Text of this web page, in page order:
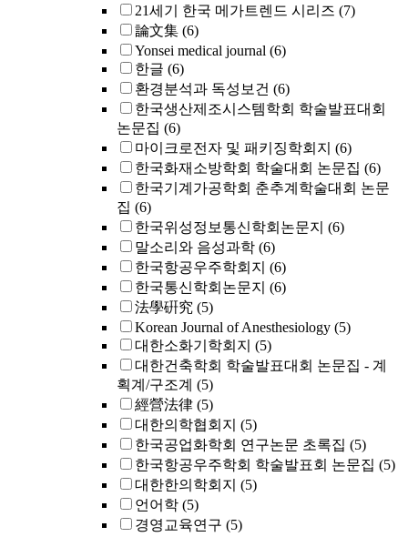
21세기 한국 메가트렌드 시리즈 (7)
論文集 (6)
Yonsei medical journal (6)
한글 (6)
환경분석과 독성보건 (6)
한국생산제조시스템학회 학술발표대회
논문집 (6)
마이크로전자 및 패키징학회지 (6)
한국화재소방학회 학술대회 논문집 (6)
한국기계가공학회 춘추계학술대회 논문
집 (6)
한국위성정보통신학회논문지 (6)
말소리와 음성과학 (6)
한국항공우주학회지 (6)
한국통신학회논문지 (6)
法學硏究 (5)
Korean Journal of Anesthesiology (5)
대한소화기학회지 (5)
대한건축학회 학술발표대회 논문집 - 계
획계/구조계 (5)
經營法律 (5)
대한의학협회지 (5)
한국공업화학회 연구논문 초록집 (5)
한국항공우주학회 학술발표회 논문집 (5)
대한한의학회지 (5)
언어학 (5)
경영교육연구 (5)